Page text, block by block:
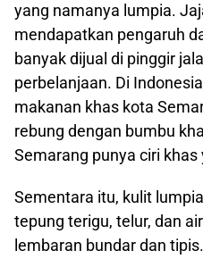
yang namanya lumpia.
mendapatkan pengaruh
banyak dijual di pinggir
perbelanjaan. Di
makanan khas kota
rebung dengan bumbu
Semarang punya ciri
Sementara itu, kulit
tepung terigu, telur, dan
lembaran bundar dan